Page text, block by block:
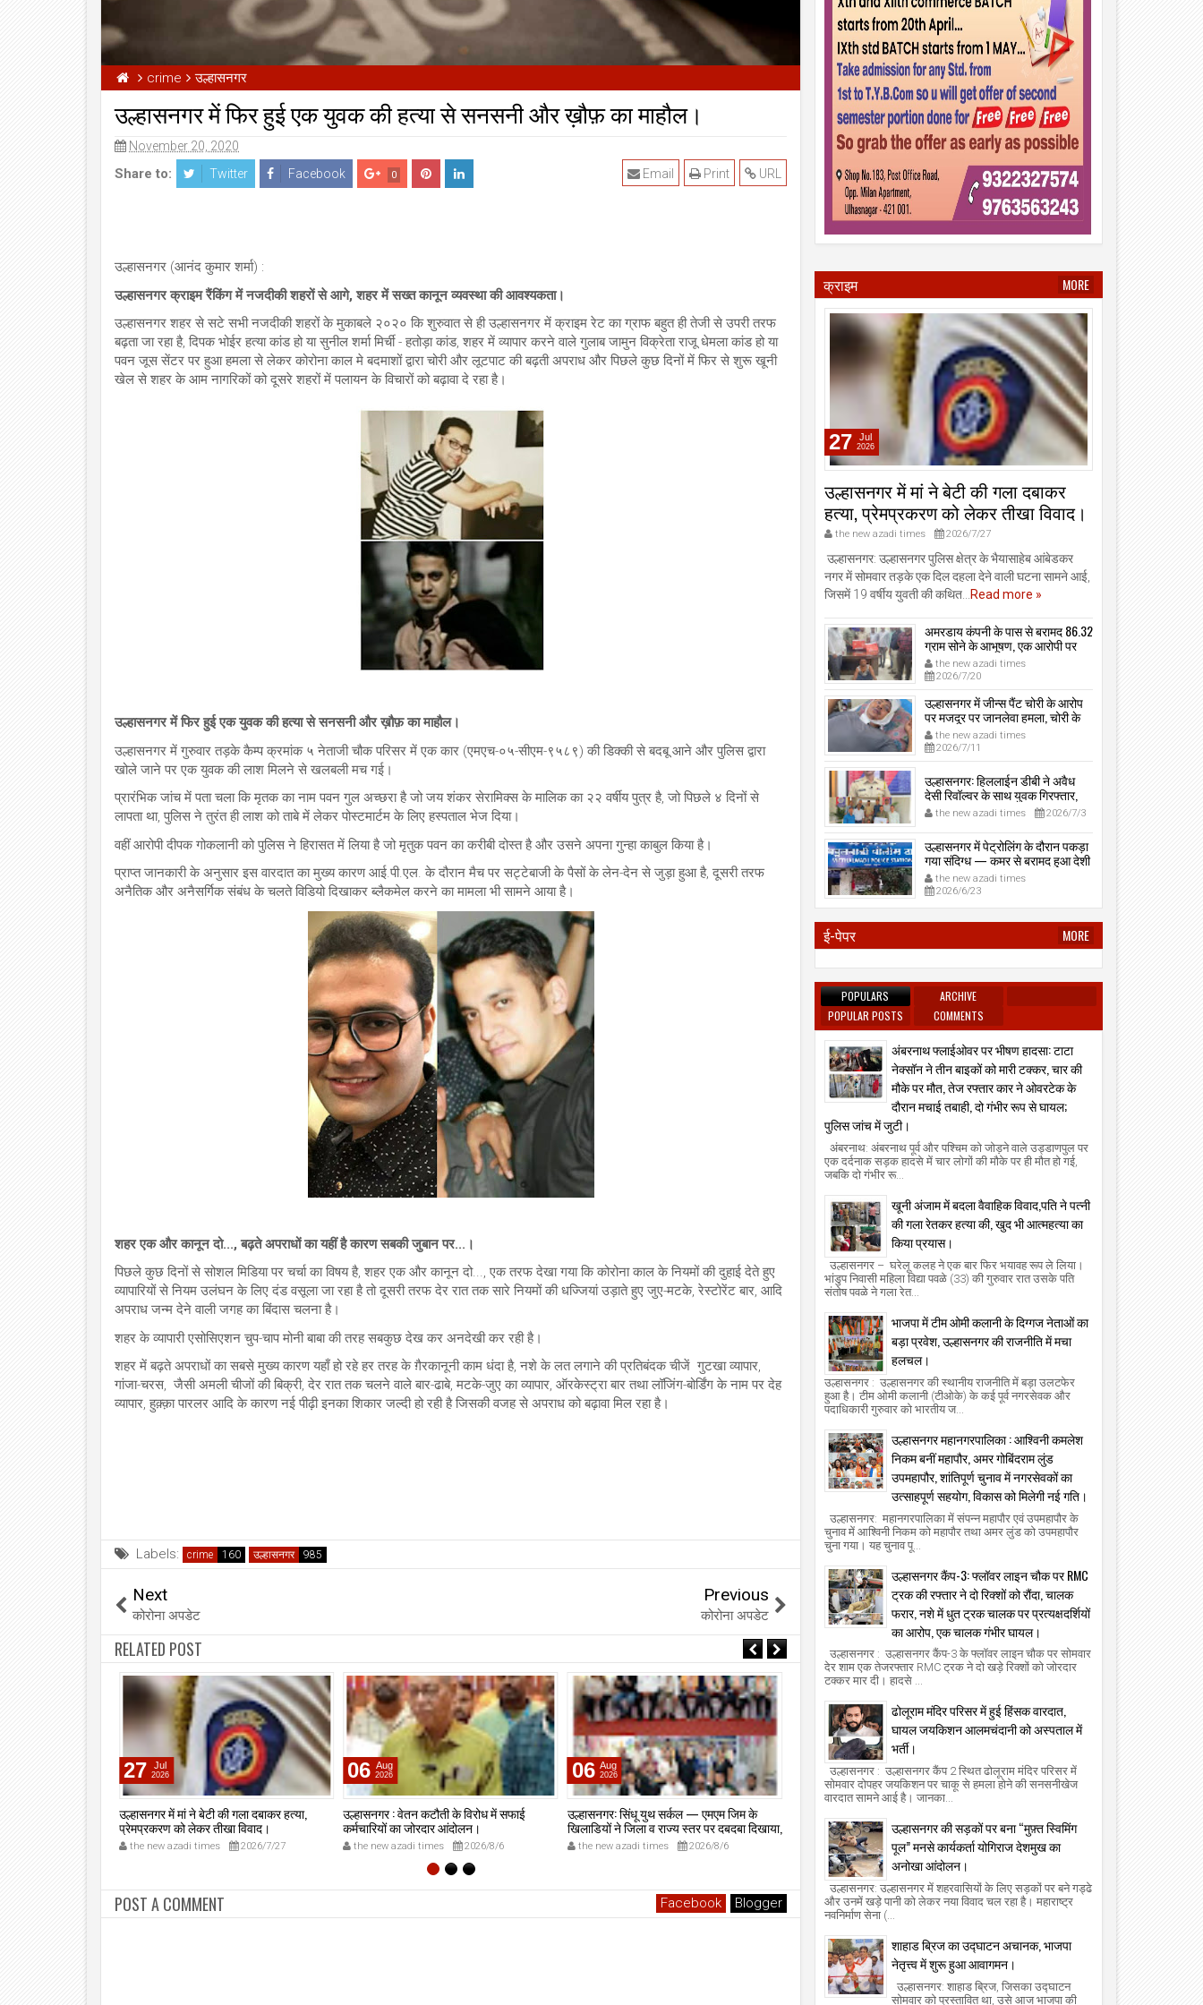
crime उल्हासनगर
उल्हासनगर में फिर हुई एक युवक की हत्या से सनसनी और ख़ौफ़ का माहौल।
November 20, 2020
Share to: Twitter Facebook 0 URL
Print
Email
उल्हासनगर (आनंद कुमार शर्मा) :
उल्हासनगर क्राइम रैंकिंग में नजदीकी शहरों से आगे, शहर में सख्त कानून व्यवस्था की आवश्यकता।
उल्हासनगर शहर से सटे सभी नजदीकी शहरों के मुकाबले २०२० कि शुरुवात से ही उल्हासनगर में क्राइम रेट का ग्राफ बहुत ही तेजी से उपरी तरफ
बढ़ता जा रहा है, दिपक भोईर हत्या कांड हो या सुनील शर्मा मिर्ची - हतोड़ा कांड, शहर में व्यापार करने वाले गुलाब जामुन विक्रेता राजू धेमला कांड हो या
पवन जूस सेंटर पर हुआ हमला से लेकर कोरोना काल मे बदमाशों द्वारा चोरी और लूटपाट की बढ़ती अपराध और पिछले कुछ दिनों में फिर से शुरू खूनी
खेल से शहर के आम नागरिकों को दूसरे शहरों में पलायन के विचारों को बढ़ावा दे रहा है।
उल्हासनगर में फिर हुई एक युवक की हत्या से सनसनी और ख़ौफ़ का माहौल।
उल्हासनगर में गुरुवार तड़के कैम्प क्रमांक ५ नेताजी चौक परिसर में एक कार (एमएच-०५-सीएम-९५८९) की डिक्की से बदबू आने और पुलिस द्वारा
खोले जाने पर एक युवक की लाश मिलने से खलबली मच गई।
प्रारंभिक जांच में पता चला कि मृतक का नाम पवन गुल अच्छरा है जो जय शंकर सेरामिक्स के मालिक का २२ वर्षीय पुत्र है, जो पिछले ४ दिनों से
लापता था, पुलिस ने तुरंत ही लाश को ताबे में लेकर पोस्टमार्टम के लिए हस्पताल भेज दिया।
वहीं आरोपी दीपक गोकलानी को पुलिस ने हिरासत में लिया है जो मृतुक पवन का करीबी दोस्त है और उसने अपना गुन्हा काबुल किया है।
प्राप्त जानकारी के अनुसार इस वारदात का मुख्य कारण आई.पी.एल. के दौरान मैच पर सट्टेबाजी के पैसों के लेन-देन से जुड़ा हुआ है, दूसरी तरफ
अनैतिक और अनैसर्गिक संबंध के चलते विडियो दिखाकर ब्लैकमेल करने का मामला भी सामने आया है।
शहर एक और कानून दो..., बढ़ते अपराधों का यहीं है कारण सबकी जुबान पर...।
पिछले कुछ दिनों से सोशल मिडिया पर चर्चा का विषय है, शहर एक और कानून दो..., एक तरफ देखा गया कि कोरोना काल के नियमों की दुहाई देते हुए
व्यापारियों से नियम उलंघन के लिए दंड वसूला जा रहा है तो दूसरी तरफ देर रात तक सारे नियमों की धज्जियां उड़ाते हुए जुए-मटके, रेस्टोरेंट बार, आदि
अपराध जन्म देने वाली जगह का बिंदास चलना है।
शहर के व्यापारी एसोसिएशन चुप-चाप मोनी बाबा की तरह सबकुछ देख कर अनदेखी कर रही है।
शहर में बढ़ते अपराधों का सबसे मुख्य कारण यहाँ हो रहे हर तरह के ग़ैरकानूनी काम धंदा है, नशे के लत लगाने की प्रतिबंदक चीजें गुटखा व्यापार,
गांजा-चरस, जैसी अमली चीजों की बिक्री, देर रात तक चलने वाले बार-ढाबे, मटके-जुए का व्यापार, ऑरकेस्ट्रा बार तथा लॉजिंग-बोर्डिंग के नाम पर देह
व्यापार, हुक़्क़ा पारलर आदि के कारण नई पीढ़ी इनका शिकार जल्दी हो रही है जिसकी वजह से अपराध को बढ़ावा मिल रहा है।
Labels: crime उल्हासनगर
Next
कोरोना अपडेट
Previous
कोरोना अपडेट
RELATED POST
27 Jul
2026
उल्हासनगर में मां ने बेटी की गला दबाकर हत्या,
प्रेमप्रकरण को लेकर तीखा विवाद।
the new azadi times 2026/7/27
06 Aug
2026
उल्हासनगर : वेतन कटौती के विरोध में सफाई
कर्मचारियों का जोरदार आंदोलन।
the new azadi times 2026/8/6
06 Aug
2026
उल्हासनगर: सिंधू युथ सर्कल — एमएम जिम के
खिलाडियों ने जिला व राज्य स्तर पर दबदबा दिखाया,
कई पदक साथ लेकर लौटे।
the new azadi times 2026/8/6
Aug
2026
स्कूल नं. 24 का "घे भरारी" कार्यक्रम का निरीक्षण
the new azadi times 2026/8/1
01 Aug
2026
जनजागरूकता अभियान—मुंबई 2026’ में
मौजूदगी, मुख्यमंत्री देवेंद्र फडणवीस की
मुंबई के एनएससीआई डोम में आयोजित शपथ
गया; छात्रों ने प्रत्यक्ष व ऑनलाइन
समाज में नशामुक्ति का संदेश फैलाया।
the new azadi times
POST A COMMENT Facebook Blogger
क्राइम MORE
27 Jul
2026
उल्हासनगर में मां ने बेटी की गला दबाकर
हत्या, प्रेमप्रकरण को लेकर तीखा विवाद।
the new azadi times 2026/7/27
उल्हासनगर: उल्हासनगर पुलिस क्षेत्र के भैयासाहेब आंबेडकर
नगर में सोमवार तड़के एक दिल दहला देने वाली घटना सामने आई,
जिसमें 19 वर्षीय युवती की कथित...Read more »
अमरडाय कंपनी के पास से बरामद 86.32
ग्राम सोने के आभूषण, एक आरोपी पर
मामला दर्ज, उल्हासनगर-भायखळा पुलिस
ने घरफोड़ियों के संबंध में एक आरोपी से
महत्वपूर्ण पूछताछ के बाद आरोपी के साथी
के ठिकाने से 10,90,261 रुपये मूल्य के
सोने के आभूषण बरामद किए।
the new azadi times
2026/7/20
उल्हासनगर में जीन्स पैंट चोरी के आरोप
पर मजदूर पर जानलेवा हमला, चोरी के
संदेह में किडनैप कर कराई पिटाई, मजदूर
गंभीर रूप से जख्मी।
the new azadi times
2026/7/11
उल्हासनगर: हिललाईन डीबी ने अवैध
देसी रिवॉल्वर के साथ युवक गिरफ्तार,
प्रेमनगर टेकडी से देसी रिवॉल्वर व
काडतूस जप्त, इलीगल हथियार साथ
पकड़ा गया युवक एक दिन की पोलीस
कोठडी में।
the new azadi times 2026/7/3
उल्हासनगर में पेट्रोलिंग के दौरान पकड़ा
गया संदिग्ध — कमर से बरामद हुआ देशी
रिवॉल्वर।
the new azadi times
2026/6/23
ई-पेपर MORE
POPULARS
ARCHIVE
POPULAR POSTS
COMMENTS
अंबरनाथ फ्लाईओवर पर भीषण हादसा: टाटा
नेक्सॉन ने तीन बाइकों को मारी टक्कर, चार की
मौके पर मौत, तेज रफ्तार कार ने ओवरटेक के
दौरान मचाई तबाही, दो गंभीर रूप से घायल;
पुलिस जांच में जुटी।
अंबरनाथ: अंबरनाथ पूर्व और पश्चिम को जोड़ने वाले उड्डाणपुल पर
एक दर्दनाक सड़क हादसे में चार लोगों की मौके पर ही मौत हो गई,
जबकि दो गंभीर रू...
खूनी अंजाम में बदला वैवाहिक विवाद,पति ने पत्नी
की गला रेतकर हत्या की, खुद भी आत्महत्या का
किया प्रयास।
उल्हासनगर – घरेलू कलह ने एक बार फिर भयावह रूप ले लिया।
भांडुप निवासी महिला विद्या पवळे (33) की गुरुवार रात उसके पति
संतोष पवळे ने गला रेत...
भाजपा में टीम ओमी कलानी के दिग्गज नेताओं का
बड़ा प्रवेश, उल्हासनगर की राजनीति में मचा
हलचल।
उल्हासनगर : उल्हासनगर की स्थानीय राजनीति में बड़ा उलटफेर
हुआ है। टीम ओमी कलानी (टीओके) के कई पूर्व नगरसेवक और
पदाधिकारी गुरुवार को भारतीय ज...
उल्हासनगर महानगरपालिका : आश्विनी कमलेश
निकम बनीं महापौर, अमर गोबिंदराम लुंड
उपमहापौर, शांतिपूर्ण चुनाव में नगरसेवकों का
उत्साहपूर्ण सहयोग, विकास को मिलेगी नई गति।
उल्हासनगर: महानगरपालिका में संपन्न महापौर एवं उपमहापौर के
चुनाव में आश्विनी निकम को महापौर तथा अमर लुंड को उपमहापौर
चुना गया। यह चुनाव पू...
उल्हासनगर कैंप-3: फ्लॉवर लाइन चौक पर RMC
ट्रक की रफ्तार ने दो रिक्शों को रौंदा, चालक
फरार, नशे में धुत ट्रक चालक पर प्रत्यक्षदर्शियों
का आरोप, एक चालक गंभीर घायल।
उल्हासनगर : उल्हासनगर कैंप-3 के फ्लॉवर लाइन चौक पर सोमवार
देर शाम एक तेजरफ्तार RMC ट्रक ने दो खड़े रिक्शों को जोरदार
टक्कर मार दी। हादसे ...
ढोलूराम मंदिर परिसर में हुई हिंसक वारदात,
घायल जयकिशन आलमचंदानी को अस्पताल में
भर्ती।
उल्हासनगर : उल्हासनगर कैंप 2 स्थित ढोलूराम मंदिर परिसर में
सोमवार दोपहर जयकिशन पर चाकू से हमला होने की सनसनीखेज
वारदात सामने आई है। जानका...
उल्हासनगर की सड़कों पर बना “मुफ़्त स्विमिंग
पूल” मनसे कार्यकर्ता योगिराज देशमुख का
अनोखा आंदोलन।
उल्हासनगर: उल्हासनगर में शहरवासियों के लिए सड़कों पर बने गड्ढे
और उनमें खड़े पानी को लेकर नया विवाद चल रहा है। महाराष्ट्र
नवनिर्माण सेना (...
शाहाड ब्रिज का उद्घाटन अचानक, भाजपा
नेतृत्त्व में शुरू हुआ आवागमन।
उल्हासनगर: शाहाड ब्रिज, जिसका उद्घाटन
सोमवार को प्रस्तावित था, उसे आज भाजपा की